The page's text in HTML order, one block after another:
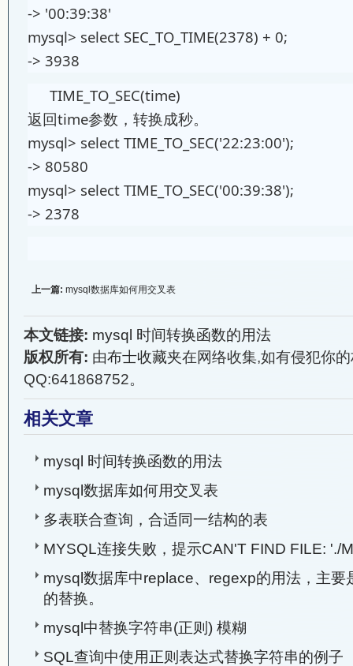
-> '00:39:38'
mysql> select SEC_TO_TIME(2378) + 0;
-> 3938
TIME_TO_SEC(time)
返回time参数，转换成秒。
mysql> select TIME_TO_SEC('22:23:00');
-> 80580
mysql> select TIME_TO_SEC('00:39:38');
-> 2378
上一篇: mysql数据库如何用交叉表
本文链接: mysql 时间转换函数的用法
版权所有: 由布士收藏夹在网络收集,如有侵犯你
QQ:641868752。
相关文章
mysql 时间转换函数的用法
mysql数据库如何用交叉表
多表联合查询，合适同一结构的表
MYSQL连接失败，提示CAN'T FIND FILE: './
mysql数据库中replace、regexp的用法，主要
的替换。
mysql中替换字符串(正则) 模糊
SQL查询中使用正则表达式替换字符串的例子